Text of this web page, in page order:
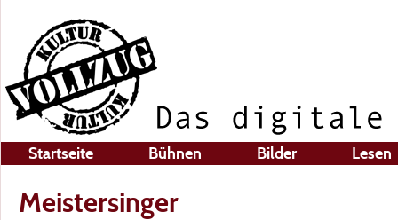
Startseite Bühnen Bilder Lesen
Meistersinger